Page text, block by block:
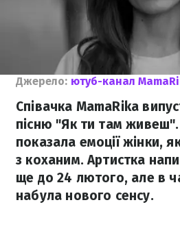
Джерело: ютуб-канал
Співачка MamaRika
пісню "Як ти там живеш".
показала емоції жінки,
з коханим. Артистка
ще до 24 лютого, але в
набула нового сенсу.